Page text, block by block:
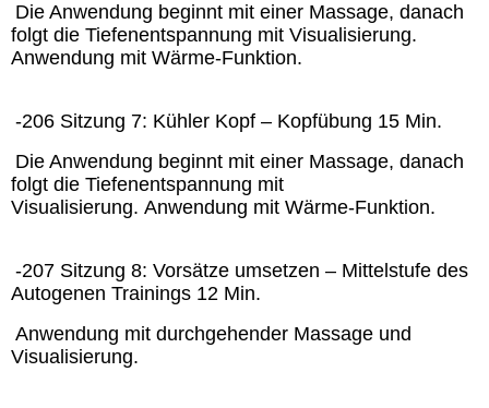
Die Anwendung beginnt mit einer Massage, danach
folgt die Tiefenentspannung mit Visualisierung.
Anwendung mit Wärme-Funktion.
-206 Sitzung 7: Kühler Kopf – Kopfübung 15 Min.
Die Anwendung beginnt mit einer Massage, danach
folgt die Tiefenentspannung mit
Visualisierung. Anwendung mit Wärme-Funktion.
-207 Sitzung 8: Vorsätze umsetzen – Mittelstufe des
Autogenen Trainings 12 Min.
Anwendung mit durchgehender Massage und
Visualisierung.